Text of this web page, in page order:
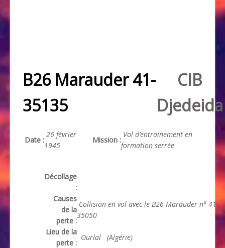
B26 Marauder 41-
35135
CIB
Djedeida
Date :
26 février
1945
Mission :
Vol d’entrainement en
formation serrée
Décollage
:
Causes
de la
perte :
Collision en vol avec le B26 Marauder n° 41-
35050
Lieu de la
perte :
Ourlal (Algérie)